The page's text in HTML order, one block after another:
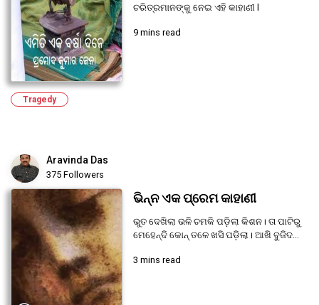
ଚରିତ୍ରମାନଙ୍କୁ ନେଇ ଏହି କାହାଣୀ l
9 mins read
Tragedy
Aravinda Das
375 Followers
ଭିନ୍ନ ଏକ ପ୍ରେମ କାହାଣୀ
ଭୁତ ଦେଖିଲା ଭଳି ଚମକି ପଡ଼ିଲା କିଶନ। ତା ପାଟିରୁ
ମେହେନ୍ଦି କୋନ୍ ତଳେ ଖସି ପଡ଼ିଲା। ଆଖି ବୁଜିଦ...
3 mins read